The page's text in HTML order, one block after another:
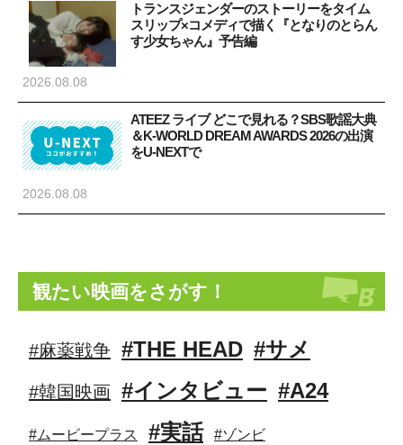
トランスジェンダーのストーリーをタイム
スリップ×コメディで描く『となりのとらん
す少女ちゃん』予告編
2026.08.08
ATEEZ ライブ どこで見れる？SBS歌謡大典
＆K-WORLD DREAM AWARDS 2026の出演
をU-NEXTで
2026.08.08
観たい映画をさがす！
#麻薬戦争 #THE HEAD #サメ
#韓国映画 #インタビュー #A24
#ムービープラス #実話 #ゾンビ